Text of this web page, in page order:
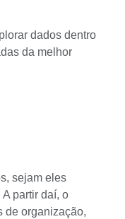
dados dentro
da melhor
sejam eles
partir daí, o
de organização,